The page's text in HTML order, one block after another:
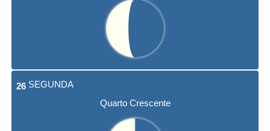
26 SEGUNDA
Quarto Crescente